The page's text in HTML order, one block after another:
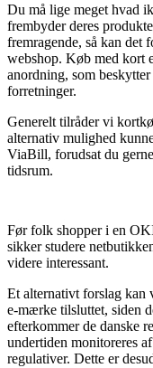
Du må lige meget hvad
frembyder deres
fremragende, så kan det
webshop. Køb med kort
anordning, som
forretninger.
Generelt tilråder vi
alternativ mulighed
ViaBill, forudsat du
tidsrum.
Før folk shopper i en
sikker studere
videre interessant.
Et alternativt forslag kan
e-mærke tilsluttet, siden
efterkommer de danske
undertiden monitoreres
regulativer. Dette er